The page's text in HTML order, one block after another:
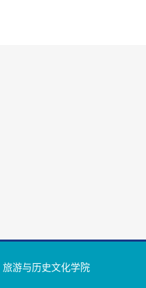
旅游与历史文化学院